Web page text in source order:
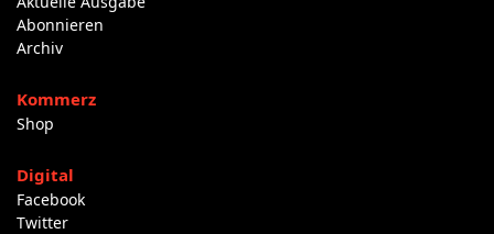
Abonnieren
Archiv
Kommerz
Shop
Digital
Facebook
Twitter